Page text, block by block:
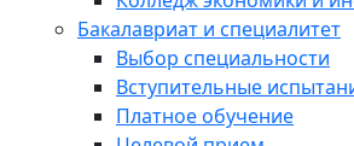
Бакалавриат и специалитет
Выбор специальности
Вступительные
Платное обучение